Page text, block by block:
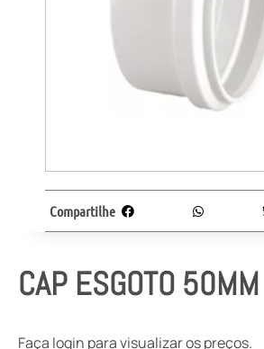
CAP ESGOTO
Faça login para visualizar os preços.
Compartilhe